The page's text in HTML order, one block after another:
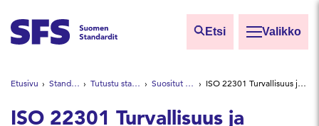
Etsi Valikko
Etsi sivuilta
Hae hakutermillä
Etusivu Standardeista Tutustu standardeihin Suositut standardit ISO 22301 Turvallisuus ja kriisinkestävyys
ISO 22301 Turvallisuus ja